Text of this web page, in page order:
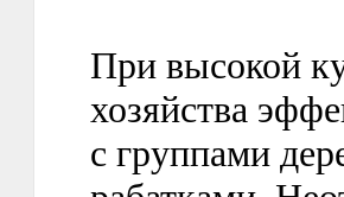
При высокой
хозяйства
с группами